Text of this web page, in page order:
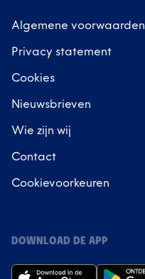
Algemene voorwaarden
Privacy statement
Cookies
Nieuwsbrieven
Wie zijn wij
Contact
Cookievoorkeuren
DOWNLOAD DE APP